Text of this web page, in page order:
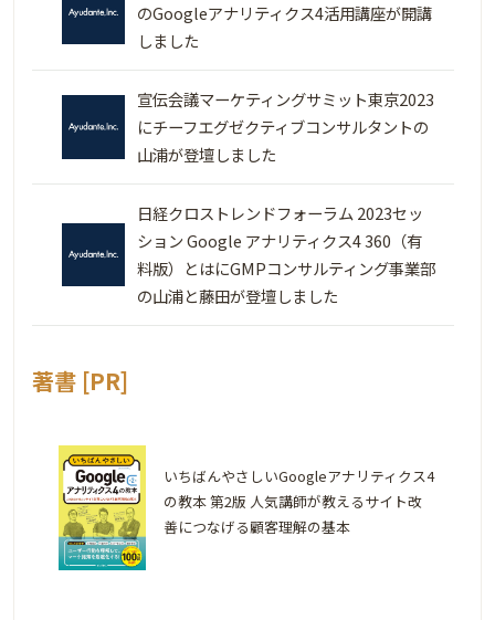
のGoogleアナリティクス4活用講座が開講
しました
宣伝会議マーケティングサミット東京2023
にチーフエグゼクティブコンサルタントの
山浦が登壇しました
日経クロストレンドフォーラム 2023セッ
ション Google アナリティクス4 360（有
料版）とはにGMPコンサルティング事業部
の山浦と藤田が登壇しました
著書 [PR]
いちばんやさしいGoogleアナリティクス4
の教本 第2版 人気講師が教えるサイト改
善につなげる顧客理解の基本